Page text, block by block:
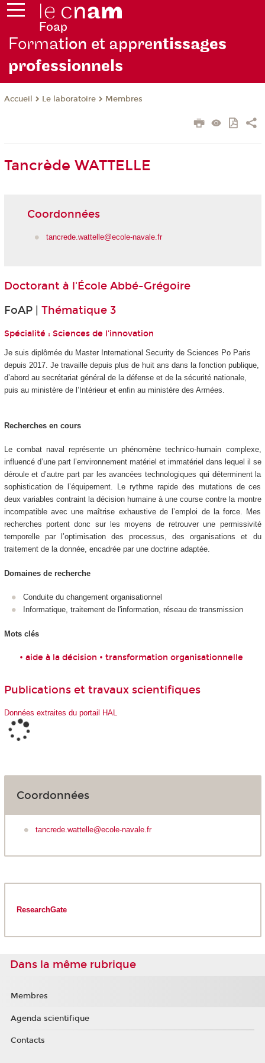
Formation et apprentissages
professionnels
Accueil Le laboratoire Membres
Tancrède WATTELLE
Coordonnées
tancrede.wattelle@ecole-navale.fr
Doctorant à l'École Abbé-Grégoire
FoAP | Thématique 3
Spécialité : Sciences de l'innovation
Je suis diplômée du Master International Security de Sciences Po Paris
depuis 2017. Je travaille depuis plus de huit ans dans la fonction publique,
d’abord au secrétariat général de la défense et de la sécurité nationale,
puis au ministère de l’Intérieur et enfin au ministère des Armées.
Recherches en cours
Le combat naval représente un phénomène technico-humain complexe,
influencé d’une part l’environnement matériel et immatériel dans lequel il se
déroule et d’autre part par les avancées technologiques qui déterminent la
sophistication de l’équipement. Le rythme rapide des mutations de ces
deux variables contraint la décision humaine à une course contre la montre
incompatible avec une maîtrise exhaustive de l’emploi de la force. Mes
recherches portent donc sur les moyens de retrouver une permissivité
temporelle par l’optimisation des processus, des organisations et du
traitement de la donnée, encadrée par une doctrine adaptée.
Domaines de recherche
Conduite du changement organisationnel
Informatique, traitement de l'information, réseau de transmission
Mots clés
• aide à la décision • transformation organisationnelle
Publications et travaux scientifiques
Données extraites du portail HAL
Coordonnées
tancrede.wattelle@ecole-navale.fr
ResearchGate
Dans la même rubrique
Membres
Agenda scientifique
Contacts